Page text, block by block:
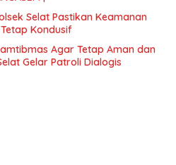
Selat Pastikan Keamanan
Kondusif
Agar Tetap Aman dan
Gelar Patroli Dialogis